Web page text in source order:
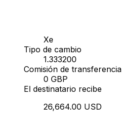
Xe
Tipo de cambio
1.333200
Comisión de transferencia
0 GBP
El destinatario recibe
26,664.00 USD